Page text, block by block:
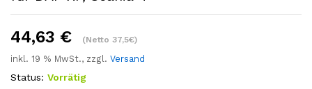
44,63 € (Netto 37,5€)
inkl. 19 % MwSt., zzgl. Versand
Status: Vorrätig